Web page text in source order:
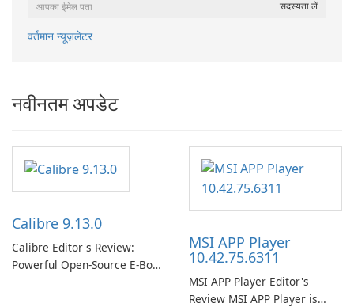
वर्तमान न्यूज़लेटर
नवीनतम अपडेट
Calibre 9.13.0
Calibre Editor's Review:
Powerful Open-Source E‑Book
MSI APP Player
10.42.75.6311
MSI APP Player Editor's
Review MSI APP Player is